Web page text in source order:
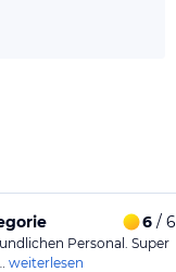
6/ 6
Personal. Super
weiterlesen